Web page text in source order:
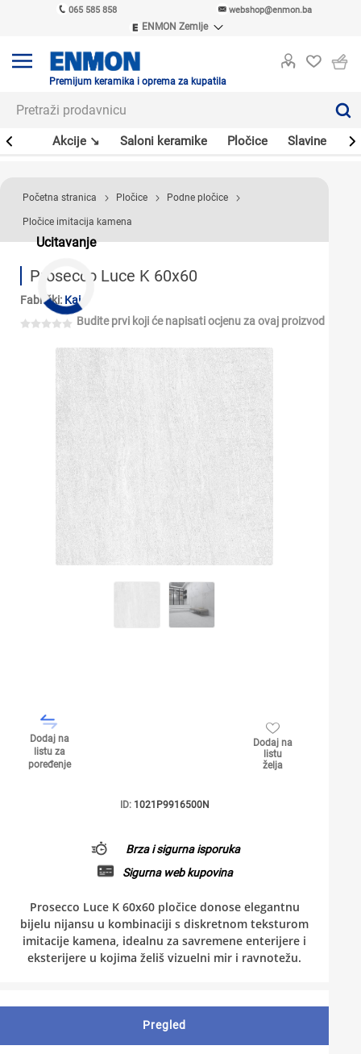
065 585 858 webshop@enmon.ba
ENMON Zemlje
ENMON MKD
Premijum keramika i oprema za kupatila
Akcije ↘ Saloni keramike Pločice Slavine
Ucitavanje
Početna stranica Pločice Podne pločice
Pločice imitacija kamena
Prosecco Luce K 60x60
Fabrički: Kai
Budite prvi koji će napisati ocjenu za ovaj proizvod
Dodaj na
listu za
poređenje
Dodaj na
listu
želja
ID: 1021P9916500N
Brza i sigurna isporuka
Sigurna web kupovina
Prosecco Luce K 60x60 pločice donose elegantnu
bijelu nijansu u kombinaciji s diskretnom teksturom
imitacije kamena, idealnu za savremene enterijere i
eksterijere u kojima želiš vizuelni mir i ravnotežu.
Pregled